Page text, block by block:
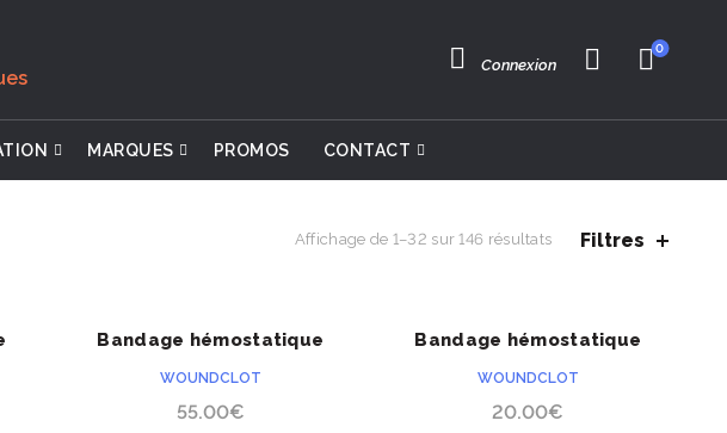
Connexion
0
MARQUES PROMOS CONTACT
Affichage de 1–32 sur 146 résultats Filtres
ACHETER
Bandage hémostatique
WOUNDCLOT
55.00€
ACHETER
Bandage hémostatique
WOUNDCLOT
20.00€